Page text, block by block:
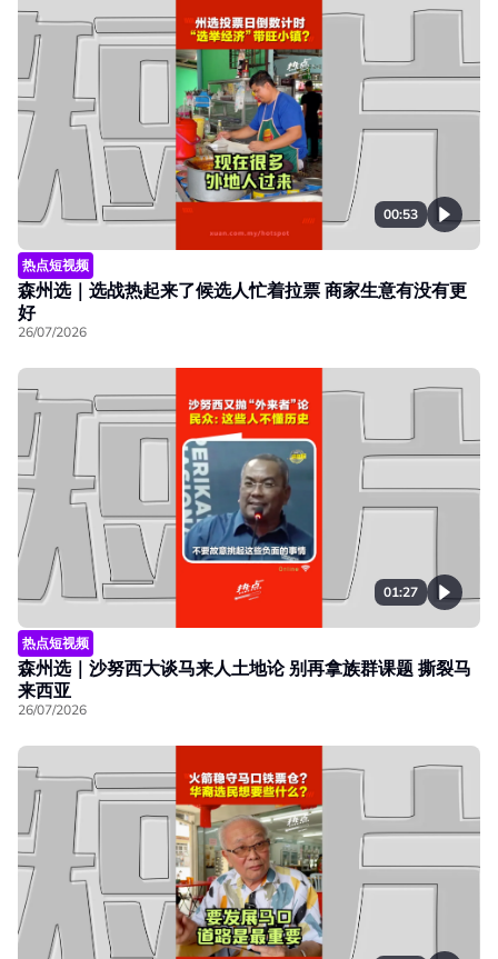
00:53
热点短视频
森州选｜选战热起来了候选人忙着拉票 商家生意有没有更
好
26/07/2026
01:27
热点短视频
森州选｜沙努西大谈马来人土地论 别再拿族群课题 撕裂马
来西亚
26/07/2026